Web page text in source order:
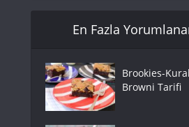
En Fazla
Brookies-
Browni Tarifi